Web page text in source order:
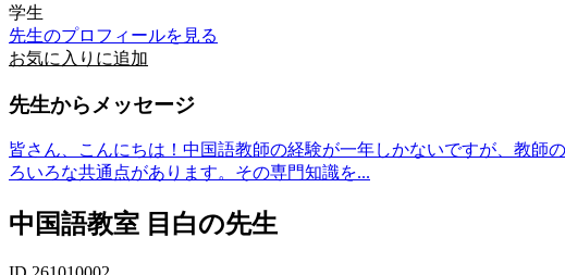
学生
先生のプロフィールを見る
お気に入りに追加
先生からメッセージ
皆さん、こんにちは！中国語教師の経験が一年しかないですが、教
ろいろな共通点があります。その専門知識を...
中国語教室 目白の先生